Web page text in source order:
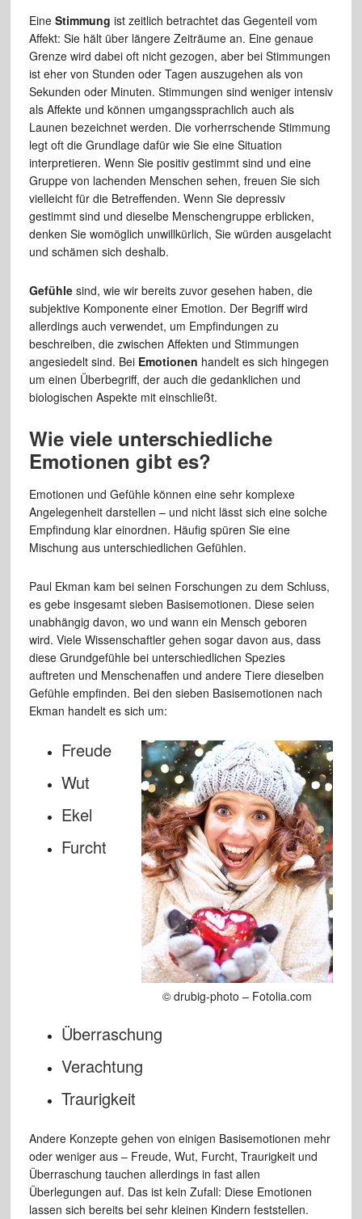
Eine Stimmung ist zeitlich betrachtet das Gegenteil vom
Affekt: Sie hält über längere Zeiträume an. Eine genaue
Grenze wird dabei oft nicht gezogen, aber bei Stimmungen
ist eher von Stunden oder Tagen auszugehen als von
Sekunden oder Minuten. Stimmungen sind weniger intensiv
als Affekte und können umgangssprachlich auch als
Launen bezeichnet werden. Die vorherrschende Stimmung
legt oft die Grundlage dafür wie Sie eine Situation
interpretieren. Wenn Sie positiv gestimmt sind und eine
Gruppe von lachenden Menschen sehen, freuen Sie sich
vielleicht für die Betreffenden. Wenn Sie depressiv
gestimmt sind und dieselbe Menschengruppe erblicken,
denken Sie womöglich unwillkürlich, Sie würden ausgelacht
und schämen sich deshalb.
Gefühlesind, wie wir bereits zuvor gesehen haben, die
subjektive Komponente einer Emotion. Der Begriff wird
allerdings auch verwendet, um Empfindungen zu
beschreiben, die zwischen Affekten und Stimmungen
angesiedelt sind. Bei Emotionen handelt es sich hingegen
um einen Überbegriff, der auch die gedanklichen und
biologischen Aspekte mit einschließt.
Wie viele unterschiedliche
Emotionen gibt es?
Emotionen und Gefühle können eine sehr komplexe
Angelegenheit darstellen – und nicht lässt sich eine solche
Empfindung klar einordnen. Häufig spüren Sie eine
Mischung aus unterschiedlichen Gefühlen.
Paul Ekman kam bei seinen Forschungen zu dem Schluss,
es gebe insgesamt sieben Basisemotionen. Diese seien
unabhängig davon, wo und wann ein Mensch geboren
wird. Viele Wissenschaftler gehen sogar davon aus, dass
diese Grundgefühle bei unterschiedlichen Spezies
auftreten und Menschenaffen und andere Tiere dieselben
Gefühle empfinden. Bei den sieben Basisemotionen nach
Ekman handelt es sich um:
© drubig-photo – Fotolia.com
Freude
Wut
Ekel
Furcht
Überraschung
Verachtung
Traurigkeit
Andere Konzepte gehen von einigen Basisemotionen mehr
oder weniger aus – Freude, Wut, Furcht, Traurigkeit und
Überraschung tauchen allerdings in fast allen
Überlegungen auf. Das ist kein Zufall: Diese Emotionen
lassen sich bereits bei sehr kleinen Kindern feststellen.